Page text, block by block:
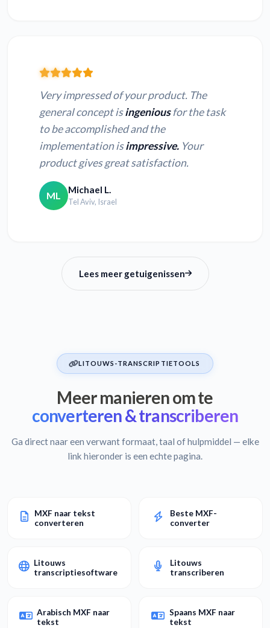
Very impressed of your product. The
general concept isingeniousfor the task
to be accomplished and the
implementation isimpressive. Your
product gives great satisfaction.
ML Michael L.
Tel Aviv, Israel
Lees meer getuigenissen
LITOUWS-TRANSCRIPTIETOOLS
Meer manieren om te
converteren & transcriberen
Ga direct naar een verwant formaat, taal of hulpmiddel — elke
link hieronder is een echte pagina.
MXF naar tekst
converteren
Beste MXF-
converter
Litouws
transcriptiesoftware
Litouws
transcriberen
Arabisch MXF naar
tekst
Spaans MXF naar
tekst